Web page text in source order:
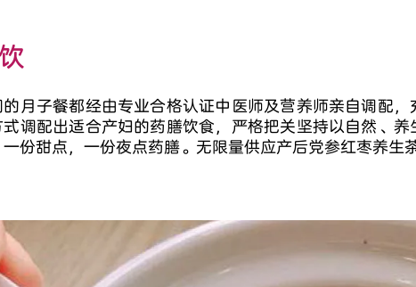
月子餐都经由专业合格认证中医师及营养师亲自调配
式调配出适合产妇的药膳饮食，严格把关坚持以自然、
份甜点，一份夜点药膳。无限量供应产后党参红枣养生